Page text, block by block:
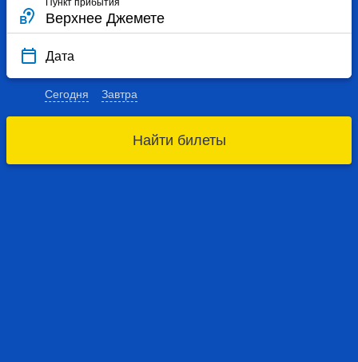
Пункт прибытия
Дата
Сегодня Завтра
Найти билеты